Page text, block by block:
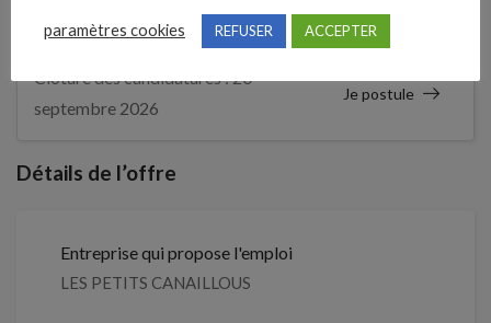
Il y a3 semaines
Clôture des candidatures : 20
septembre 2026
Je postule
Détails de l’offre
Entreprise qui propose l'emploi
LES PETITS CANAILLOUS
paramètres cookies REFUSER ACCEPTER